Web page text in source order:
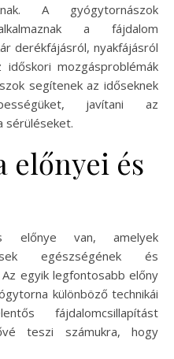
A gyógytornászok
a fájdalom
derékfájásról, nyakfájásról
mozgásproblémák
segítenek az időseknek
javítani az
sérüléseket.
előnyei és
előnye van, amelyek
egészségének és
egyik legfontosabb előny
különböző technikái
fájdalomcsillapítást
teszi számukra, hogy